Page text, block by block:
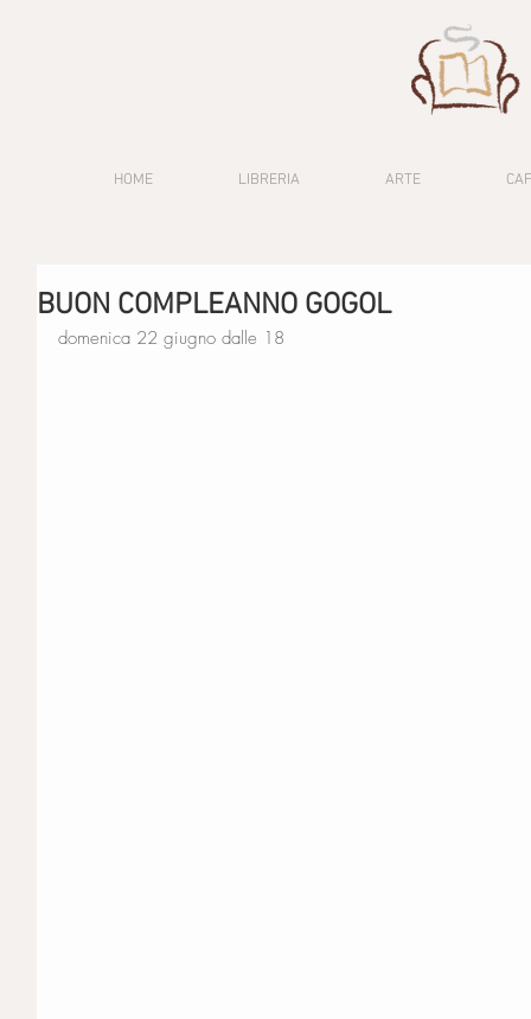
HOME LIBRERIA ARTE
BUON COMPLEANNO GOGOL
domenica 22 giugno dalle 18